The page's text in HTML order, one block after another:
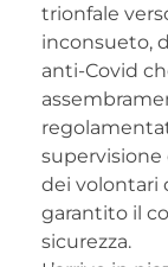
trionfale
inconsueto,
anti-Covid
supervisione
dei volontari
garantito il
sicurezza.